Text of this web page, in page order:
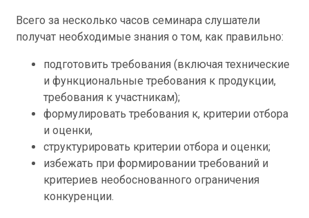
Всего за несколько часов семинара слушатели
получат необходимые знания о том, как правильно:
подготовить требования (включая технические
и функциональные требования к продукции,
требования к участникам);
формулировать требования к, критерии отбора
и оценки,
структурировать критерии отбора и оценки;
избежать при формировании требований и
критериев необоснованного ограничения
конкуренции.